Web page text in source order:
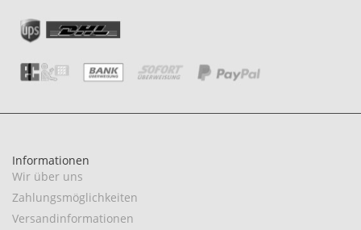
Informationen
Wir über uns
Zahlungsmöglichkeiten
Versandinformationen